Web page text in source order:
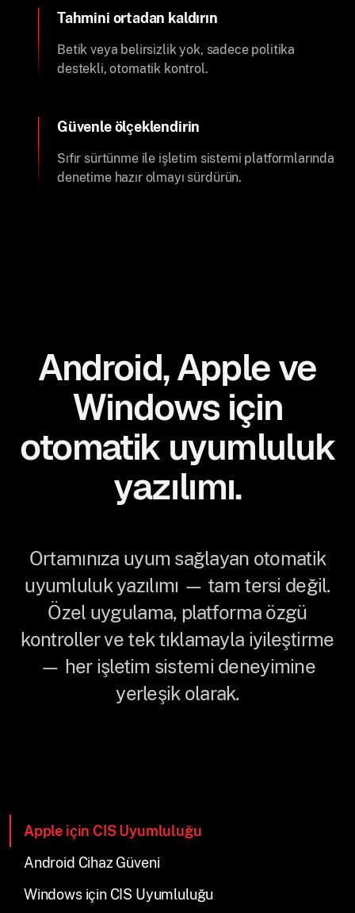
Tahmini ortadan kaldırın
Betik veya belirsizlik yok, sadece politika
destekli, otomatik kontrol.
Güvenle ölçeklendirin
Sıfır sürtünme ile işletim sistemi platformlarında
denetime hazır olmayı sürdürün.
Android, Apple ve
Windows için
otomatik uyumluluk
yazılımı.
Ortamınıza uyum sağlayan otomatik
uyumluluk yazılımı — tam tersi değil.
Özel uygulama, platforma özgü
kontroller ve tek tıklamayla iyileştirme
— her işletim sistemi deneyimine
yerleşik olarak.
Apple için CIS Uyumluluğu
Android Cihaz Güveni
Windows için CIS Uyumluluğu